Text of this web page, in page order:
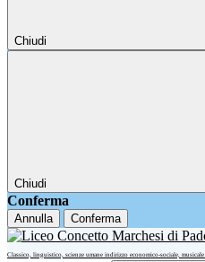
Chiudi
Chiudi
Conferma
Annulla Conferma
Classico, linguistico, scienze umane indirizzo economico-sociale, musicale